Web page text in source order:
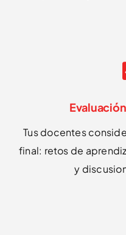
Tus docentes
final: retos de
y